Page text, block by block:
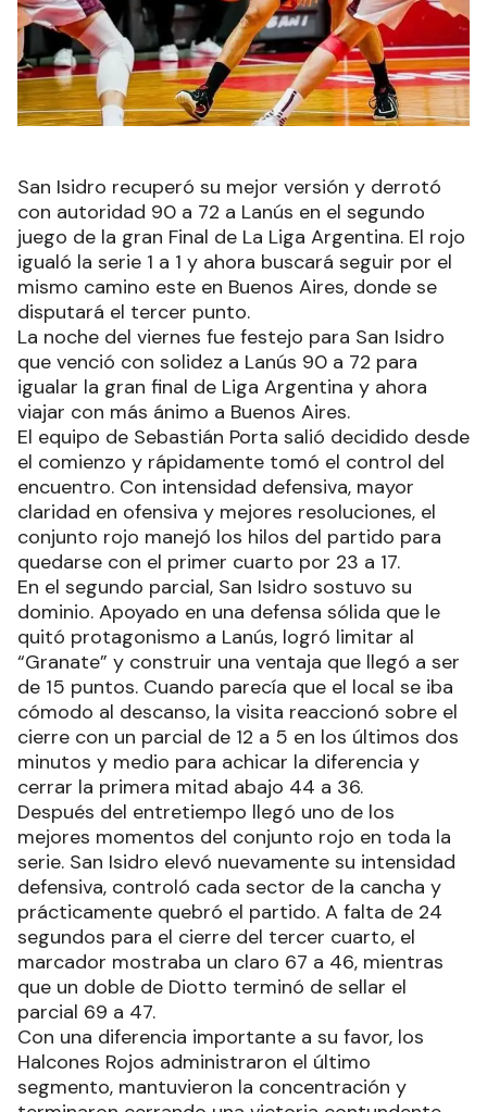
San Isidro recuperó su mejor versión y derrotó
con autoridad 90 a 72 a Lanús en el segundo
juego de la gran Final de La Liga Argentina. El rojo
igualó la serie 1 a 1 y ahora buscará seguir por el
mismo camino este en Buenos Aires, donde se
disputará el tercer punto.
La noche del viernes fue festejo para San Isidro
que venció con solidez a Lanús 90 a 72 para
igualar la gran final de Liga Argentina y ahora
viajar con más ánimo a Buenos Aires.
El equipo de Sebastián Porta salió decidido desde
el comienzo y rápidamente tomó el control del
encuentro. Con intensidad defensiva, mayor
claridad en ofensiva y mejores resoluciones, el
conjunto rojo manejó los hilos del partido para
quedarse con el primer cuarto por 23 a 17.
En el segundo parcial, San Isidro sostuvo su
dominio. Apoyado en una defensa sólida que le
quitó protagonismo a Lanús, logró limitar al
“Granate” y construir una ventaja que llegó a ser
de 15 puntos. Cuando parecía que el local se iba
cómodo al descanso, la visita reaccionó sobre el
cierre con un parcial de 12 a 5 en los últimos dos
minutos y medio para achicar la diferencia y
cerrar la primera mitad abajo 44 a 36.
Después del entretiempo llegó uno de los
mejores momentos del conjunto rojo en toda la
serie. San Isidro elevó nuevamente su intensidad
defensiva, controló cada sector de la cancha y
prácticamente quebró el partido. A falta de 24
segundos para el cierre del tercer cuarto, el
marcador mostraba un claro 67 a 46, mientras
que un doble de Diotto terminó de sellar el
parcial 69 a 47.
Con una diferencia importante a su favor, los
Halcones Rojos administraron el último
segmento, mantuvieron la concentración y